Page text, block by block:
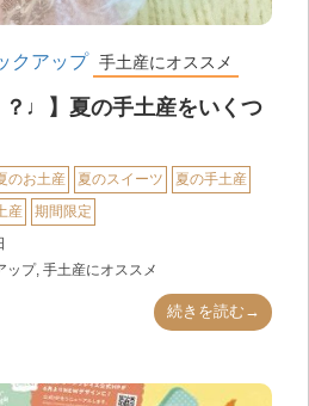
クアップ 手土産にオススメ
？♩】夏の手土産をいくつ
のお土産 夏のスイーツ
夏の手土産
産
期間限定
ップ, 手土産にオススメ
続きを読む→